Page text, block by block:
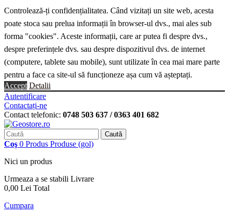
Controlează-ți confidențialitatea. Când vizitați un site web, acesta
poate stoca sau prelua informații în browser-ul dvs., mai ales sub
forma "cookies". Aceste informații, care ar putea fi despre dvs.,
despre preferințele dvs. sau despre dispozitivul dvs. de internet
(computere, tablete sau mobile), sunt utilizate în cea mai mare parte
pentru a face ca site-ul să funcționeze așa cum vă așteptați.
Accept Detalii
Autentificare
Contactați-ne
Contact telefonic: 0748 503 637 / 0363 401 682
Caută
Coş 0 Produs Produse (gol)
Nici un produs
Urmeaza a se stabili Livrare
0,00 Lei Total
Cumpara